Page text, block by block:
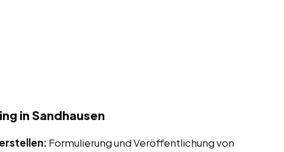
in Sandhausen
Formulierung und Veröffentlichung von